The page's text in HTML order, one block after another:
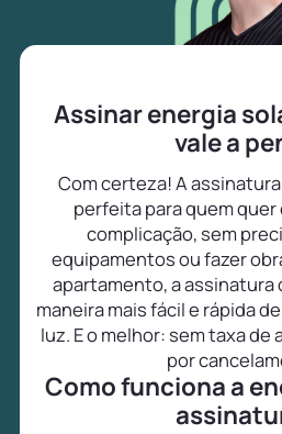
Assinar energia
vale a
Com certeza! A
perfeita para quem
complicação, sem
equipamentos ou fazer
apartamento, a assinatura
maneira mais fácil e rápida
luz. E o melhor: sem taxa de
por
Como funciona a